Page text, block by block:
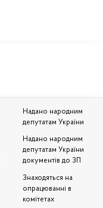
Надано народним
депутатам України
Надано народним
депутатам України
документів до ЗП
Знаходяться на
опрацюванні в
комітетах